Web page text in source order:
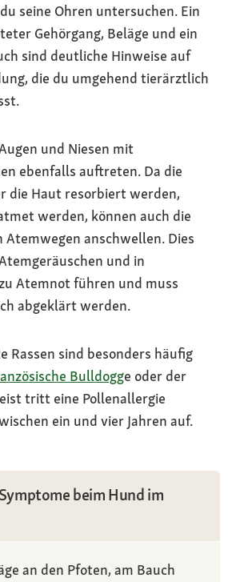
seine Ohren untersuchen. Ein
Gehörgang, Beläge und ein
sind deutliche Hinweise auf
die du umgehend tierärztlich
und Niesen mit
ebenfalls auftreten. Da die
die Haut resorbiert werden,
werden, können auch die
Atemwegen anschwellen. Dies
und in
Atemnot führen und muss
abgeklärt werden.
Rassen sind besonders häufig
Bulldogge oder der
tritt eine Pollenallergie
ein und vier Jahren auf.
beim Hund im
an den Pfoten, am Bauch